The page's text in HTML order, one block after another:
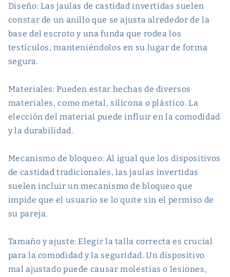
Diseño: Las jaulas de castidad invertidas suelen
constar de un anillo que se ajusta alrededor de la
base del escroto y una funda que rodea los
testículos, manteniéndolos en su lugar de forma
segura.
Materiales: Pueden estar hechas de diversos
materiales, como metal, silicona o plástico. La
elección del material puede influir en la comodidad
y la durabilidad.
Mecanismo de bloqueo: Al igual que los dispositivos
de castidad tradicionales, las jaulas invertidas
suelen incluir un mecanismo de bloqueo que
impide que el usuario se lo quite sin el permiso de
su pareja.
Tamaño y ajuste: Elegir la talla correcta es crucial
para la comodidad y la seguridad. Un dispositivo
mal ajustado puede causar molestias o lesiones,